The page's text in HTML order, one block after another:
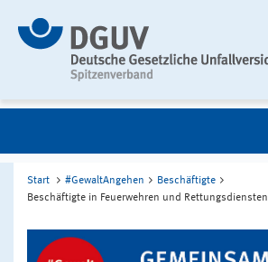
Start #GewaltAngehen
Beschäftigte
Beschäftigte in Feuerwehren und Rettungsdiensten